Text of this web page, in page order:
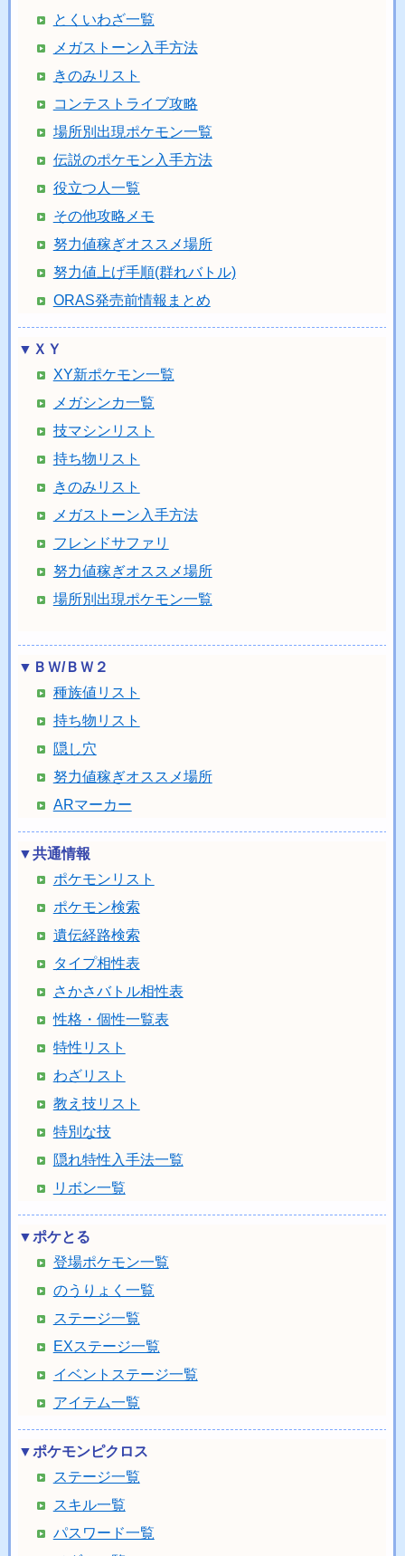
とくいわざ一覧
メガストーン入手方法
きのみリスト
コンテストライブ攻略
場所別出現ポケモン一覧
伝説のポケモン入手方法
役立つ人一覧
その他攻略メモ
努力値稼ぎオススメ場所
努力値上げ手順(群れバトル)
ORAS発売前情報まとめ
▼ＸＹ
XY新ポケモン一覧
メガシンカ一覧
技マシンリスト
持ち物リスト
きのみリスト
メガストーン入手方法
フレンドサファリ
努力値稼ぎオススメ場所
場所別出現ポケモン一覧
▼ＢＷ/ＢＷ２
種族値リスト
持ち物リスト
隠し穴
努力値稼ぎオススメ場所
ARマーカー
▼共通情報
ポケモンリスト
ポケモン検索
遺伝経路検索
タイプ相性表
さかさバトル相性表
性格・個性一覧表
特性リスト
わざリスト
教え技リスト
特別な技
隠れ特性入手法一覧
リボン一覧
▼ポケとる
登場ポケモン一覧
のうりょく一覧
ステージ一覧
EXステージ一覧
イベントステージ一覧
アイテム一覧
▼ポケモンピクロス
ステージ一覧
スキル一覧
パスワード一覧